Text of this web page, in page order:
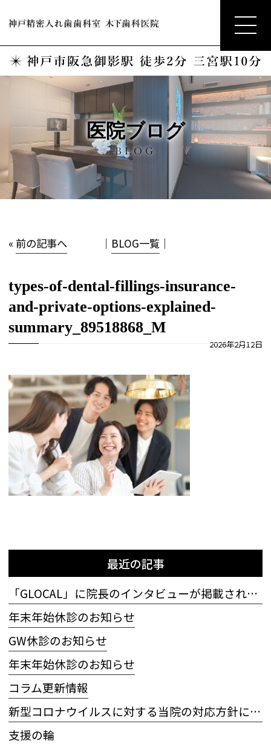
医院ブログ
BLOG
«前の記事へ │ BLOG一覧 │
types-of-dental-fillings-insurance-
and-private-options-explained-
summary_89518868_M
2026年2月12日
最近の記事
「GLOCAL」に院長のインタビューが掲載されました
年末年始休診のお知らせ
GW休診のお知らせ
年末年始休診のお知らせ
コラム更新情報
新型コロナウイルスに対する当院の対応方針について
支援の輪